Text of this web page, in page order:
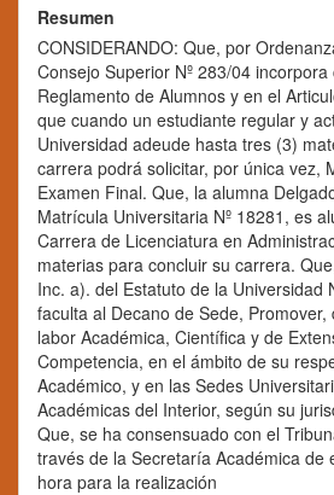
Resumen
CONSIDERANDO: Que, por
Consejo Superior Nº 283/04
Reglamento de Alumnos y en el
que cuando un estudiante regular y
Universidad adeude hasta tres (3)
carrera podrá solicitar, por única vez,
Examen Final. Que, la alumna
Matrícula Universitaria Nº 18281, es
Carrera de Licenciatura en
materias para concluir su carrera.
Inc. a). del Estatuto de la Universidad
faculta al Decano de Sede,
labor Académica, Científica y de
Competencia, en el ámbito de su
Académico, y en las Sedes
Académicas del Interior, según su
Que, se ha consensuado con el
través de la Secretaría Académica de
hora para la realización